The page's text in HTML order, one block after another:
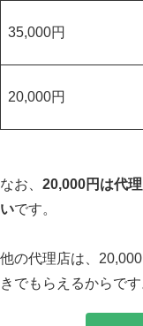
35,000円
20,000円
なお、 20,000円は代
いです。
他の代理店は、
きでもらえるからです